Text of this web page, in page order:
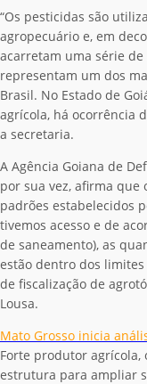
“Os pesticidas são
agropecuário e, em
acarretam uma série de
representam um dos
Brasil. No Estado de
agrícola, há ocorrência
a secretaria.
A Agência Goiana de
por sua vez, afirma que
padrões estabelecidos
tivemos acesso e de
de saneamento), as
estão dentro dos
de fiscalização de
Lousa.
Mato Grosso inicia
Forte produtor agrícola,
estrutura para ampliar